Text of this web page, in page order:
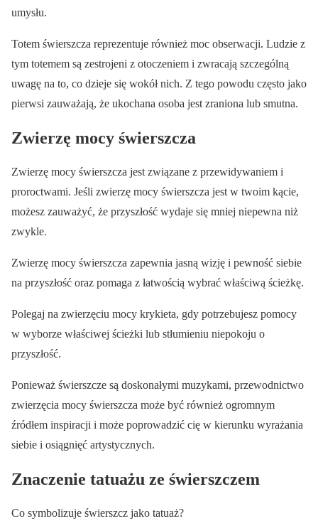
umysłu.
Totem świerszcza reprezentuje również moc obserwacji. Ludzie z
tym totemem są zestrojeni z otoczeniem i zwracają szczególną
uwagę na to, co dzieje się wokół nich. Z tego powodu często jako
pierwsi zauważają, że ukochana osoba jest zraniona lub smutna.
Zwierzę mocy świerszcza
Zwierzę mocy świerszcza jest związane z przewidywaniem i
proroctwami. Jeśli zwierzę mocy świerszcza jest w twoim kącie,
możesz zauważyć, że przyszłość wydaje się mniej niepewna niż
zwykle.
Zwierzę mocy świerszcza zapewnia jasną wizję i pewność siebie
na przyszłość oraz pomaga z łatwością wybrać właściwą ścieżkę.
Polegaj na zwierzęciu mocy krykieta, gdy potrzebujesz pomocy
w wyborze właściwej ścieżki lub stłumieniu niepokoju o
przyszłość.
Ponieważ świerszcze są doskonałymi muzykami, przewodnictwo
zwierzęcia mocy świerszcza może być również ogromnym
źródłem inspiracji i może poprowadzić cię w kierunku wyrażania
siebie i osiągnięć artystycznych.
Znaczenie tatuażu ze świerszczem
Co symbolizuje świerszcz jako tatuaż?